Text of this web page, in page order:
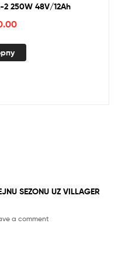
2 250W 48V/12Ah
SEZONU UZ VILLAGER
a comment